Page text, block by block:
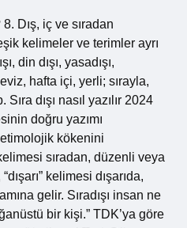
8. Dış, iç ve sıradan
kelimeler ve terimler ayrı
din dışı, yasadışı,
hafta içi, yerli; sırayla,
dışı nasıl yazılır 2024
doğru yazımı
etimolojik kökenini
sıradan, düzenli veya
kelimesi dışarıda,
gelir. Sıradışı insan ne
bir kişi.” TDK’ya göre